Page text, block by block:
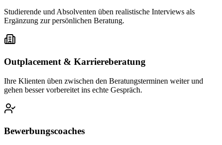
Studierende und Absolventen üben realistische Interviews als
Ergänzung zur persönlichen Beratung.
Outplacement & Karriereberatung
Ihre Klienten üben zwischen den Beratungsterminen weiter und
gehen besser vorbereitet ins echte Gespräch.
Bewerbungscoaches